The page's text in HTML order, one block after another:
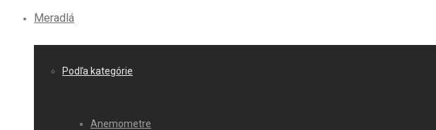
Meradlá
Podľa kategórie
Anemometre